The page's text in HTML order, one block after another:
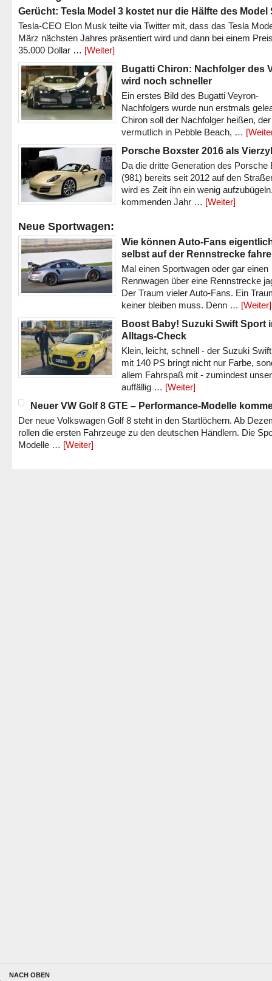
Gerücht: Tesla Model 3 kostet nur die Hälfte des Model
Tesla-CEO Elon Musk teilte via Twitter mit, dass das Tesla
März nächsten Jahres präsentiert wird und dann bei einem
35.000 Dollar … [Weiter]
Bugatti Chiron: Nachfolger des
wird noch schneller
Ein erstes Bild des Bugatti Veyron-
Nachfolgers wurde nun erstmals
Chiron soll der Nachfolger heißen, der
vermutlich in Pebble Beach, …
Porsche Boxster 2016 als
Da die dritte Generation des Porsche
(981) bereits seit 2012 auf den
wird es Zeit ihn ein wenig
kommenden Jahr … [Weiter]
Neue Sportwagen:
Wie können Auto-Fans
selbst auf der Rennstrecke
Mal einen Sportwagen oder gar einen
Rennwagen über eine Rennstrecke
Der Traum vieler Auto-Fans. Ein
keiner bleiben muss. Denn … [Weiter]
Boost Baby! Suzuki Swift Sport
Alltags-Check
Klein, leicht, schnell - der Suzuki
mit 140 PS bringt nicht nur Farbe,
allem Fahrspaß mit - zumindest unser
auffällig … [Weiter]
Neuer VW Golf 8 GTE – Performance-Modelle
Der neue Volkswagen Golf 8 steht in den Startlöchern. Ab
rollen die ersten Fahrzeuge zu den deutschen Händlern. Die
Modelle … [Weiter]
NACH OBEN